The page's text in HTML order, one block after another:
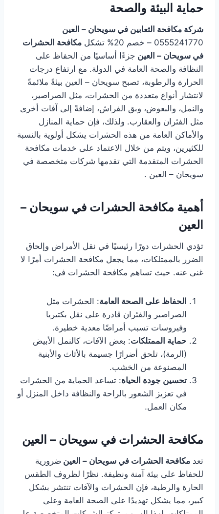
حماية البيئة والصحة
شركة مكافحة الثعابين في سويحان – العين
0555241770 – خصم 20% تشكل
مكافحة الحشرات
في سويحان – العين جزءًا أساسيًا من الحفاظ على
النظافة والصحة العامة في الدولة. مع ارتفاع درجات
الحرارة والرطوبة، تصبح سويحان – العين بيئةً ملائمةً
لانتشار أنواع متعددة من الحشرات، مثل الصراصير،
والنمل، والبعوض، وبق الفراش، إضافةً إلى آفات أخرى
مثل الفئران والعقارب. ولذلك، فإن حماية المنازل
والأماكن العامة من هذه الحشرات يشكل أولوية بالنسبة
للكثيرين، ويتم من خلال الاعتماد على خدمات مكافحة
الحشرات المتقدمة التي تقدمها شركات متخصصة في
سويحان – العين .
أهمية مكافحة الحشرات في سويحان –
العين
تؤدي الحشرات دورًا رئيسيًا في نقل الأمراض وإلحاق
الضرر بالممتلكات، مما يجعل مكافحة الحشرات أمرًا لا
غنى عنه. حيث تساهم مكافحة الحشرات في:
الحفاظ على الصحة العامة: الحشرات مثل
الصراصير والفئران قادرة على نقل بكتيريا
وفيروسات تسبب أمراضًا معدية خطيرة.
حماية الممتلكات: بعض الآفات، كالنمل الأبيض
(الرمة)، تلحق أضرارًا جسيمة بالأثاث والأبنية
المصنوعة من الخشب.
تحسين جودة الحياة: تساعد الحماية من الحشرات
في تعزيز الشعور بالراحة والنظافة داخل المنزل أو
مكان العمل.
مكافحة الحشرات في سويحان – العين
تعد مكافحة الحشرات في سويحان – العين ضرورية
للحفاظ على بيئة آمنة ونظيفة. نظرًا لظروف الطقس
الحارة والرطبة، فإن الحشرات والآفات تنتشر بشكل
كبير، مما يشكل تهديدًا على الصحة العامة وعلى